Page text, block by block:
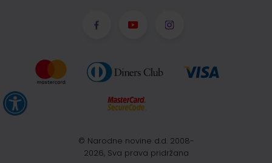
© Narodne novine d.d. 2008-
2026, Sva prava pridržana